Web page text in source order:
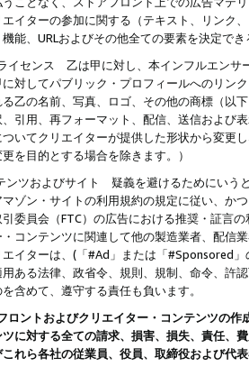
イターの参加に関する（テキスト、リンク
能、URLおよびその他全ての要素を決定で
イセンス 乙は甲に対し、本インフルエンサ
対してパブリック・プロフィールへのリン
乙の名前、写真、ロゴ、その他の商標（以
引用、再フォーマット、配信、送信および
いてクリエイターが提供した形状から変更
を目的とする場合を除きます。）
ンツおよびサイト 疑義を避けるためにいう
ゾン・サイトの利用規約の規定に従い、か
委員会（FTC）の広告における推奨・証言
コンテンツに関連して他の製造業者、配信
イターは、(「#Ad」または「#Sponsored
ある法律、政省令、規則、規制、命令、許
含めて、遵守する責任も負います。
ロントおよびクリエイター・コンテンツの
に対する全ての請求、損害、損失、責任、
れら各社の従業員、役員、取締役および代